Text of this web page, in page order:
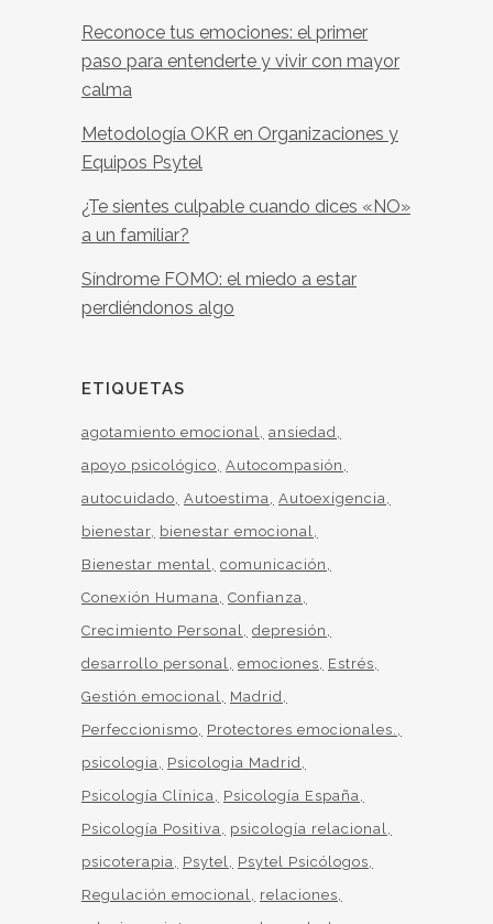
Reconoce tus emociones: el primer
paso para entenderte y vivir con mayor
calma
Metodología OKR en Organizaciones y
Equipos Psytel
¿Te sientes culpable cuando dices «NO»
a un familiar?
Síndrome FOMO: el miedo a estar
perdiéndonos algo
ETIQUETAS
agotamiento emocional ansiedad
apoyo psicológico Autocompasión
autocuidado Autoestima Autoexigencia
bienestar
bienestar emocional
Bienestar mental comunicación
Conexión Humana Confianza
Crecimiento Personal depresión
desarrollo personal emociones
Estrés
Gestión emocional
Madrid
Perfeccionismo
Protectores emocionales.
psicologia
Psicologia Madrid
Psicología Clínica
Psicología España
Psicología Positiva
psicología relacional
psicoterapia
Psytel
Psytel Psicólogos
Regulación emocional
relaciones